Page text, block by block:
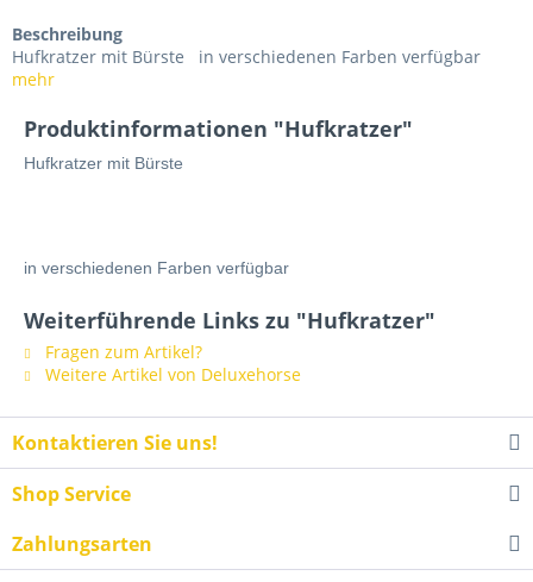
Beschreibung
Hufkratzer mit Bürste in verschiedenen Farben verfügbar
mehr
Produktinformationen "Hufkratzer"
Hufkratzer mit Bürste
in verschiedenen Farben verfügbar
Weiterführende Links zu "Hufkratzer"
Fragen zum Artikel?
Weitere Artikel von Deluxehorse
Kontaktieren Sie uns!
Shop Service
Zahlungsarten